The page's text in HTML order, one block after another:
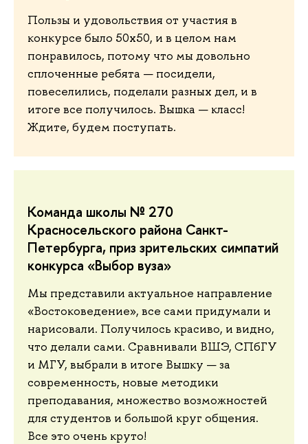
Пользы и удовольствия от участия в
конкурсе было 50х50, и в целом нам
понравилось, потому что мы довольно
сплоченные ребята — посидели,
повеселились, поделали разных дел, и в
итоге все получилось. Вышка — класс!
Ждите, будем поступать.
Команда школы № 270
Красносельского района Санкт-
Петербурга, приз зрительских симпатий
конкурса «Выбор вуза»
Мы представили актуальное направление
«Востоковедение», все сами придумали и
нарисовали. Получилось красиво, и видно,
что делали сами. Сравнивали ВШЭ, СПбГУ
и МГУ, выбрали в итоге Вышку — за
современность, новые методики
преподавания, множество возможностей
для студентов и большой круг общения.
Все это очень круто!